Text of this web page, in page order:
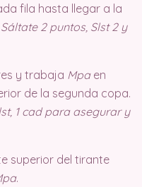
fila hasta llegar a la
Sáltate 2 puntos, Slst 2 y
y trabaja Mpaen
de la segunda copa.
1 cad para asegurar y
superior del tirante
.